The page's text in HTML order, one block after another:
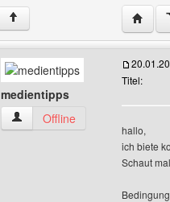
↑
medientipps
medientipps Benutzer-Profile
Offline
Titel:
hallo,
ich biete
Schaut